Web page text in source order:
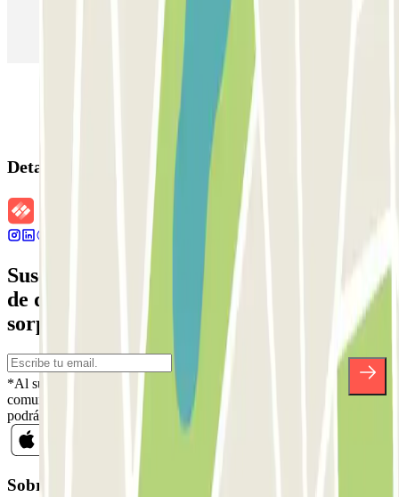
Parking en Aeropuerto Madrid Barajas
Parking en Sants - Estación de Barcelona
Detalles de la reserva
Suscríbete a nuestra newsletter y entérate
de descuentos, sorteos y otras muchas
sorpresas.
*Al suscribirte aceptas nuestra Política de Privacidad para recibir
comunicaciones comerciales de Parclick. Sin ningún compromiso,
podrás darte de baja cuando quieras en la misma newsletter.
Sobre Parclick